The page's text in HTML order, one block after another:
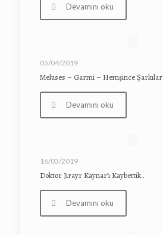
Devamını oku
05/04/2019
Meluses – Garmi – Hemşince Şarkılar
Devamını oku
16/03/2019
Doktor Jirayr Kaynar’ı Kaybettik..
Devamını oku